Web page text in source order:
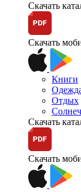
Скачать
Скачать
Книги
Отдых
Скачать
Скачать